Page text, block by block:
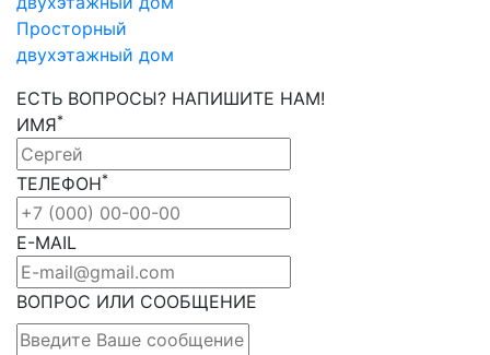
Просторный
двухэтажный дом
ЕСТЬ ВОПРОСЫ? НАПИШИТЕ НАМ!
ИМЯ*
ТЕЛЕФОН*
E-MAIL
ВОПРОС ИЛИ СООБЩЕНИЕ